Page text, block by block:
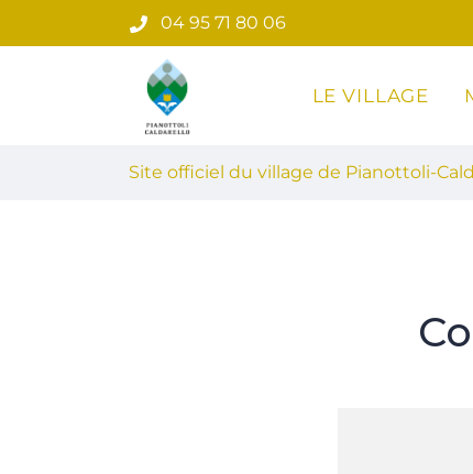
au
04 95 71 80 06
Site officiel du village de
LE VILLAGE
Site officiel du village de Pianottoli-